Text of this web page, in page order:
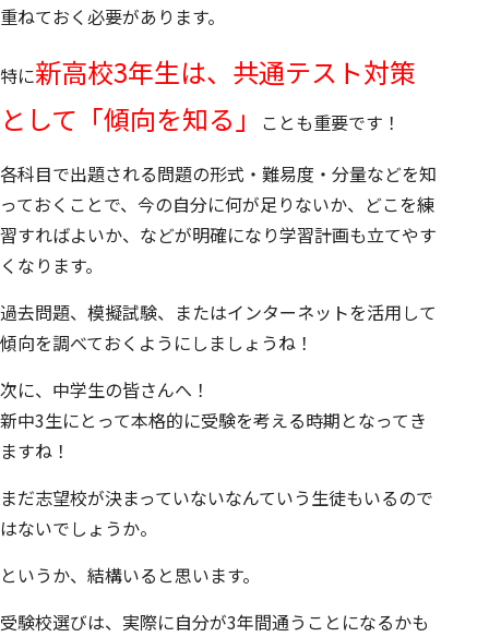
重ねておく必要があります。
特に新高校3年生は、共通テスト対策
として「傾向を知る」
ことも重要です！
各科目で出題される問題の形式・難易度・分量などを知
っておくことで、今の自分に何が足りないか、どこを練
習すればよいか、などが明確になり学習計画も立てやす
くなります。
過去問題、模擬試験、またはインターネットを活用して
傾向を調べておくようにしましょうね！
次に、中学生の皆さんへ！
新中3生にとって本格的に受験を考える時期となってき
ますね！
まだ志望校が決まっていないなんていう生徒もいるので
はないでしょうか。
というか、結構いると思います。
受験校選びは、実際に自分が3年間通うことになるかも